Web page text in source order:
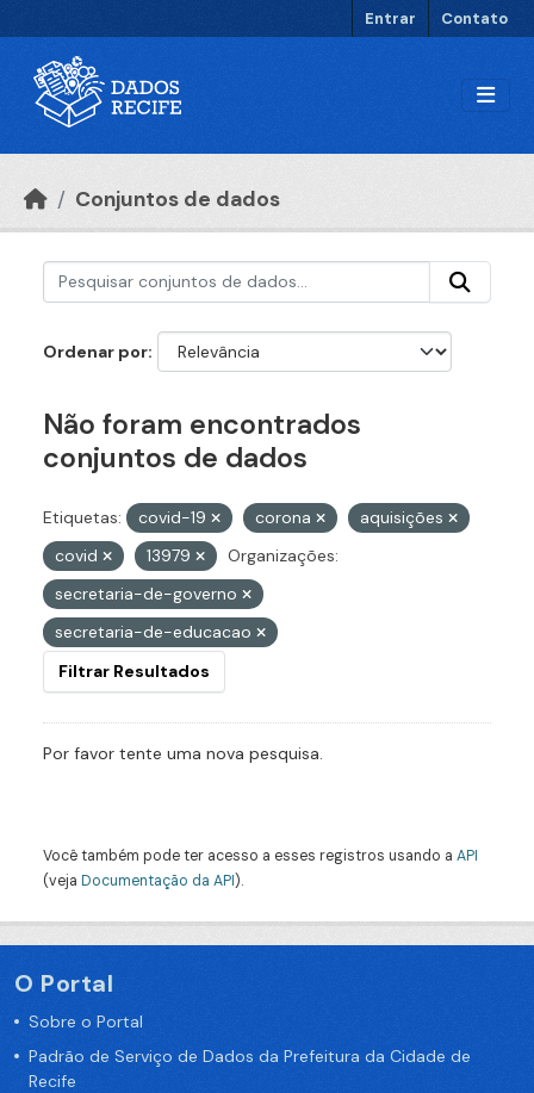
Entrar Contato
Conjuntos de dados
Ordenar por
Não foram encontrados
conjuntos de dados
Etiquetas: covid-19 corona
aquisições
covid
13979
Organizações:
secretaria-de-governo
secretaria-de-educacao
Filtrar Resultados
Por favor tente uma nova pesquisa.
Você também pode ter acesso a esses registros usando a API
(veja Documentação da API).
O Portal
Sobre o Portal
Padrão de Serviço de Dados da Prefeitura da Cidade de
Recife